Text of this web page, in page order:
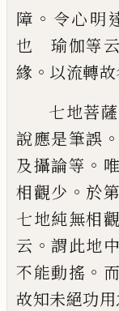
障 。 令心明
也 瑜伽等
緣 。 以流轉
七地菩
說應是筆誤
及攝論等 。
相觀少 。 於
七地純無相觀
云 。謂此地
不能動搖 。
故知未絕功